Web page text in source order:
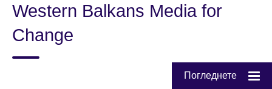
вашиот
Western Balkans Media for
Change
Погледнете